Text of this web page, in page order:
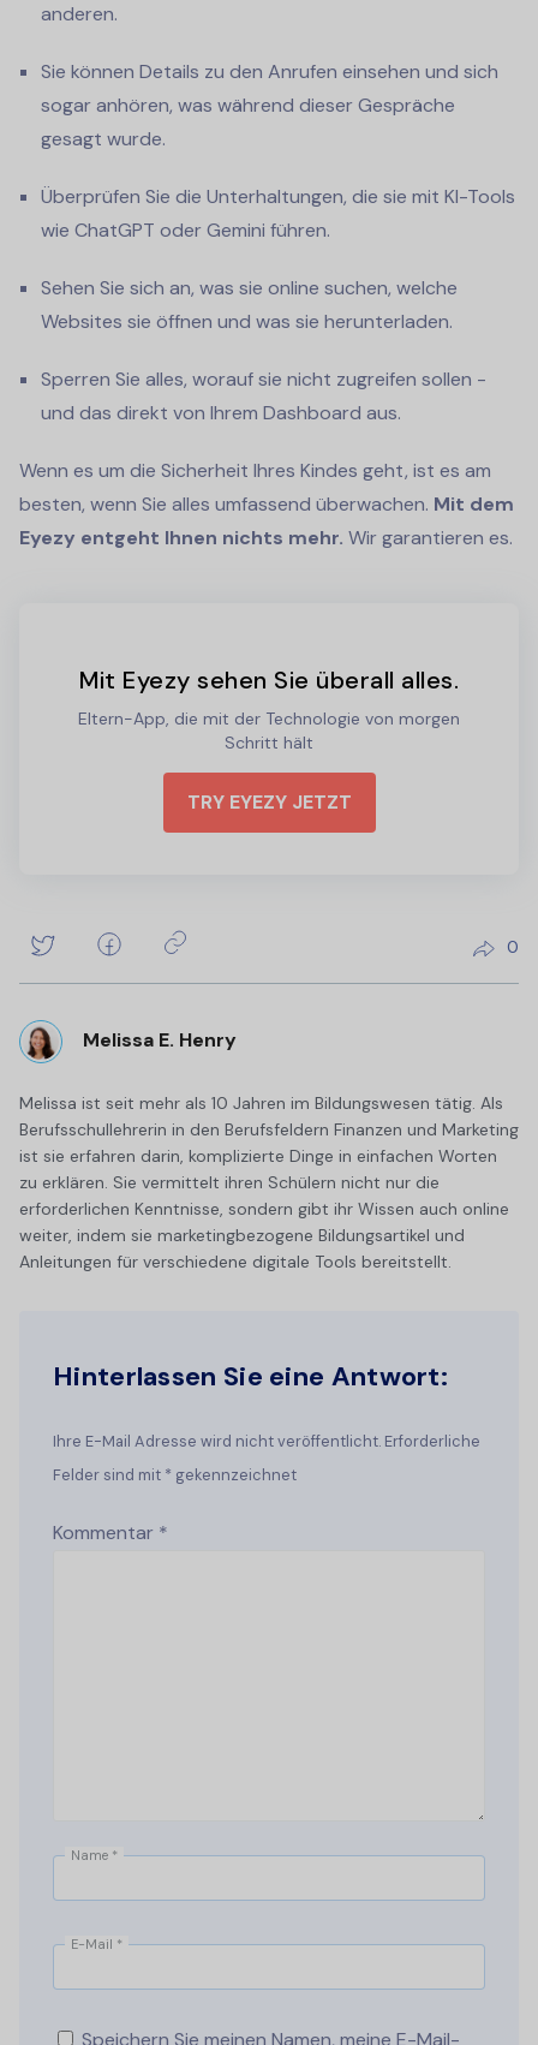
anderen.
Sie können Details zu den Anrufen einsehen und sich
sogar anhören, was während dieser Gespräche
gesagt wurde.
Überprüfen Sie die Unterhaltungen, die sie mit KI-Tools
wie ChatGPT oder Gemini führen.
Sehen Sie sich an, was sie online suchen, welche
Websites sie öffnen und was sie herunterladen.
Sperren Sie alles, worauf sie nicht zugreifen sollen -
und das direkt von Ihrem Dashboard aus.
Wenn es um die Sicherheit Ihres Kindes geht, ist es am
besten, wenn Sie alles umfassend überwachen. Mit dem
Eyezy entgeht Ihnen nichts mehr. Wir garantieren es.
Mit Eyezy sehen Sie überall alles.
Eltern-App, die mit der Technologie von morgen
Schritt hält
TRY EYEZY JETZT
0
Melissa E. Henry
Melissa ist seit mehr als 10 Jahren im Bildungswesen tätig. Als
Berufsschullehrerin in den Berufsfeldern Finanzen und Marketing
ist sie erfahren darin, komplizierte Dinge in einfachen Worten
zu erklären. Sie vermittelt ihren Schülern nicht nur die
erforderlichen Kenntnisse, sondern gibt ihr Wissen auch online
weiter, indem sie marketingbezogene Bildungsartikel und
Anleitungen für verschiedene digitale Tools bereitstellt.
Hinterlassen Sie eine Antwort:
Ihre E-Mail Adresse wird nicht veröffentlicht. Erforderliche
Felder sind mit * gekennzeichnet
Kommentar *
Name *
E-Mail *
Speichern Sie meinen Namen, meine E-Mail-